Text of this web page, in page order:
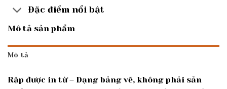
Đặc điểm nổi bật
Mô tả sản phẩm
Mô tả
Rập được in từ – Dạng bảng vẽ, không phải sản